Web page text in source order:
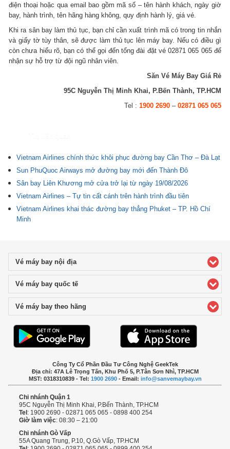
điện thoại hoặc qua email bao gồm mã số – tên hành khách, ngày giờ
bay, hành trình, tên hãng hàng không, quy định hành lý, giá vé.
Khi ra sân bay làm thủ tục, bạn chỉ cần xuất trình mã có trong tin nhắn
và giấy tờ tùy thân, sẽ được làm thủ tục lên máy bay. Nếu có điều gì
còn chưa hiểu rõ, bạn có thể gọi đến tổng đài đặt vé 02871 065 065 để
nhận sự hỗ trợ từ đội ngũ nhân viên.
Săn Vé Máy Bay Giá Rẻ
95C Nguyễn Thị Minh Khai, P.Bến Thành, TP.HCM
Tel : 1900 2690– 02871 065 065
Vietnam Airlines chính thức khôi phục đường bay Cần Thơ – Đà Lạt
Sun PhuQuoc Airways mở đường bay mới đến Thành Đô
Sân bay Liên Khương mở cửa trở lại từ ngày 19/08/2026
Vietnam Airlines – Tự tin cất cánh trên hành trình đầu tiên
Vietnam Airlines khai thác đường bay thẳng Phuket – TP. Hồ Chí
Minh
Vé máy bay nội địaclick to expand contents
Vé máy bay quốc tếclick to expand contents
Vé máy bay theo hãng
Công Ty Cổ Phần Đầu Tư Công Nghệ GeekTek
Địa chỉ: 47A Lê Trọng Tấn, Khu Phố 5, P.Tân Sơn Nhì, TP.HCM
MST: 0318310839 - Tel: 1900 2690- Email: info@sanvemaybay.vn
Chi nhánh Quận 1
95C Nguyễn Thị Minh Khai, P.Bến Thành, TP.HCM
Tel: 1900 2690 - 02871 065 065 - 0898 400 254
Giờ làm việc: 08:30 – 21:00
Chi nhánh Gò Vấp
55A Quang Trung, P.10, Q.Gò Vấp, TP.HCM